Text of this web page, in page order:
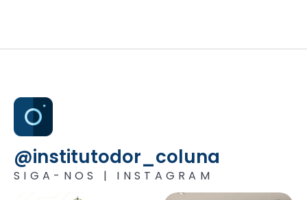
@institutodor_coluna
SIGA-NOS | INSTAGRAM